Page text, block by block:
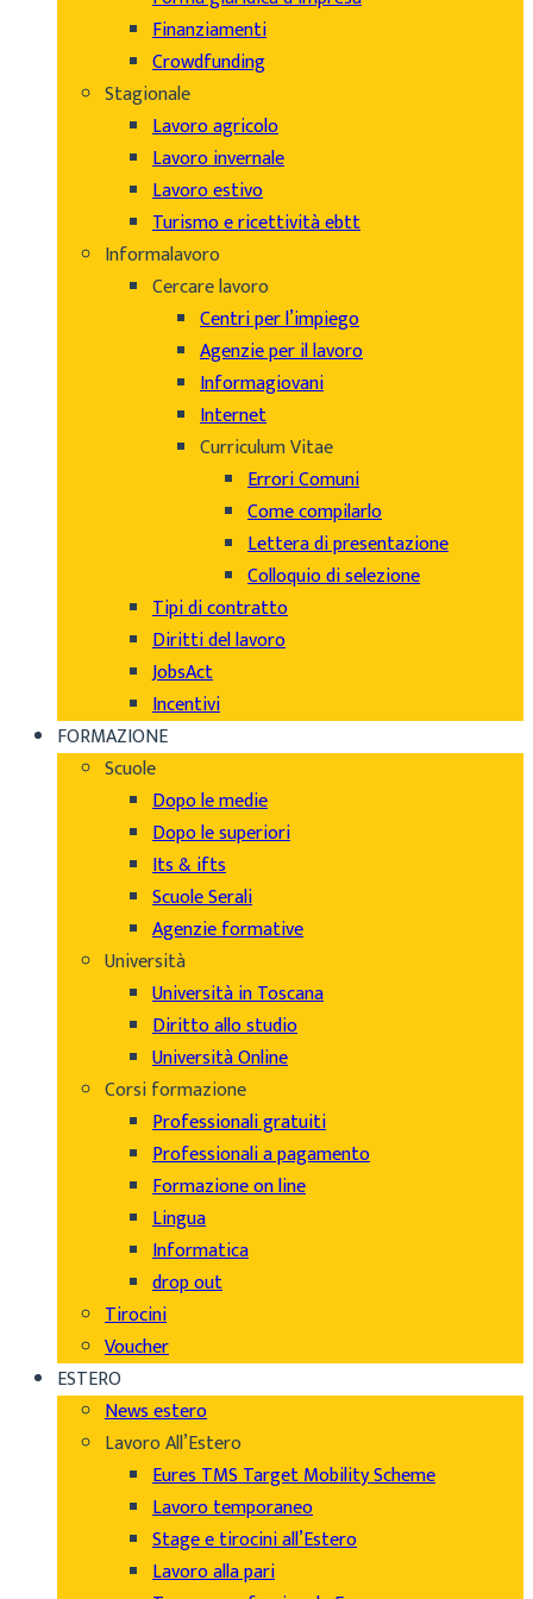
Finanziamenti
Crowdfunding
Stagionale
Lavoro agricolo
Lavoro invernale
Lavoro estivo
Turismo e ricettività ebtt
Informalavoro
Cercare lavoro
Centri per l’impiego
Agenzie per il lavoro
Informagiovani
Internet
Curriculum Vitae
Errori Comuni
Come compilarlo
Lettera di presentazione
Colloquio di selezione
Tipi di contratto
Diritti del lavoro
JobsAct
Incentivi
FORMAZIONE
Scuole
Dopo le medie
Dopo le superiori
Its & ifts
Scuole Serali
Agenzie formative
Università
Università in Toscana
Diritto allo studio
Università Online
Corsi formazione
Professionali gratuiti
Professionali a pagamento
Formazione on line
Lingua
Informatica
drop out
Tirocini
Voucher
ESTERO
News estero
Lavoro All’Estero
Eures TMS Target Mobility Scheme
Lavoro temporaneo
Stage e tirocini all’Estero
Lavoro alla pari